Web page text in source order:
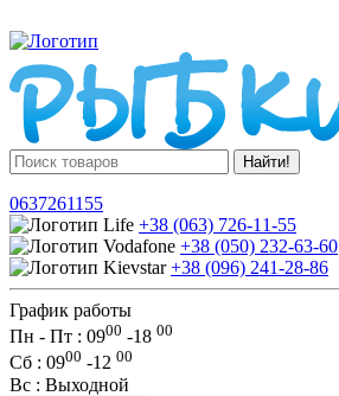
Найти!
0637261155
+38 (063) 726-11-55
+38 (050) 232-63-60
+38 (096) 241-28-86
График работы
Пн - Пт : 0900 -18 00
Сб : 0900 -12 00
Вс : Выходной